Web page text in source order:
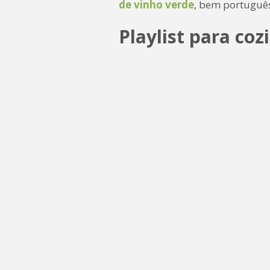
de vinho verde, bem
Playlist para